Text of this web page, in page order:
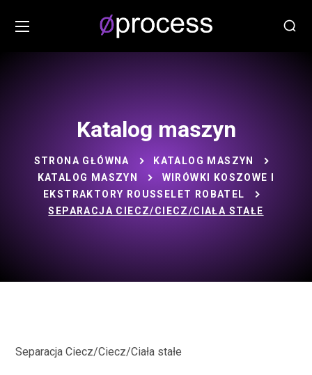
Katalog maszyn
STRONA GŁÓWNA
KATALOG MASZYN
KATALOG MASZYN
WIRÓWKI KOSZOWE I
EKSTRAKTORY ROUSSELET ROBATEL
SEPARACJA CIECZ/CIECZ/CIAŁA STAŁE
Separacja Ciecz/Ciecz/Ciała stałe